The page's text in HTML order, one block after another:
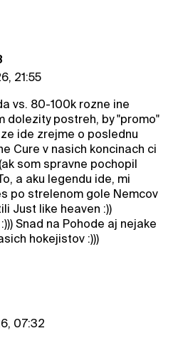
21:55
vs. 80-100k rozne ine
dolezity postreh, by "promo"
ide zrejme o poslednu
Cure v nasich koncinach ci
som spravne pochopil
a aku legendu ide, mi
po strelenom gole Nemcov
Just like heaven :))
Snad na Pohode aj nejake
hokejistov :)))
07:32